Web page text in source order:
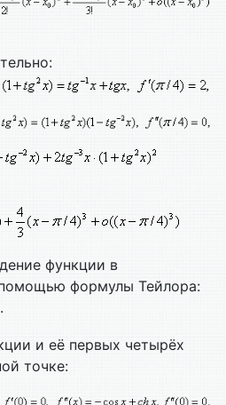
функции в
формулы Тейлора:
.
и её первых четырёх
точке: